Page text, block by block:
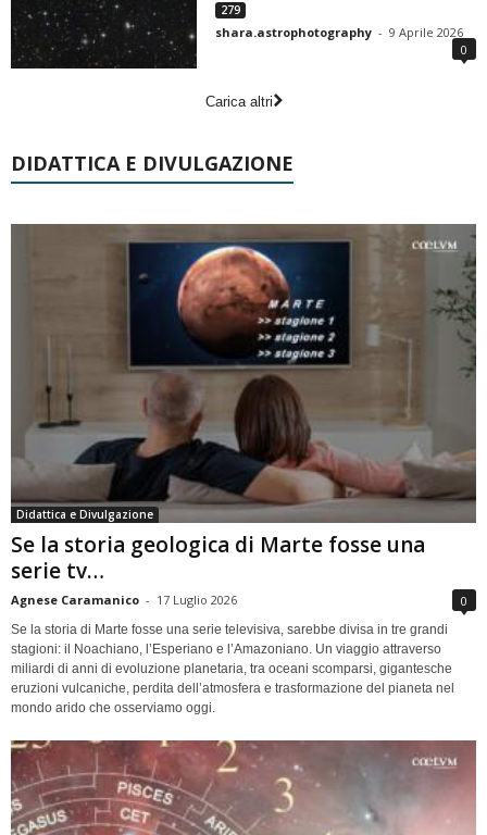
279
shara.astrophotography - 9 Aprile 2026
0
Carica altri
DIDATTICA E DIVULGAZIONE
Didattica e Divulgazione
Se la storia geologica di Marte fosse una
serie tv…
Agnese Caramanico - 17 Luglio 2026 0
Se la storia di Marte fosse una serie televisiva, sarebbe divisa in tre grandi
stagioni: il Noachiano, l’Esperiano e l’Amazoniano. Un viaggio attraverso
miliardi di anni di evoluzione planetaria, tra oceani scomparsi, gigantesche
eruzioni vulcaniche, perdita dell’atmosfera e trasformazione del pianeta nel
mondo arido che osserviamo oggi.